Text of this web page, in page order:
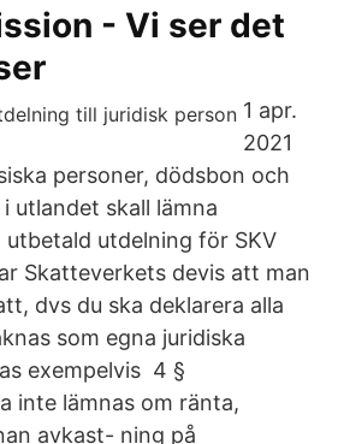
- Vi ser det
1 apr.
2021
personer, dödsbon och
utlandet skall lämna
utdelning för SKV
Skatteverkets devis att man
dvs du ska deklarera alla
som egna juridiska
exempelvis 4 §
inte lämnas om ränta,
avkast- ning på